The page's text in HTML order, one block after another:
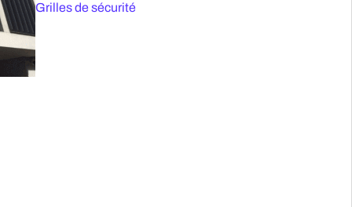
Grilles de sécurité